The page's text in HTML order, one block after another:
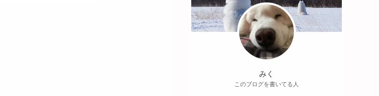
みく
このブログを書いてる人